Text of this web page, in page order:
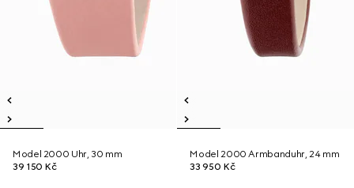
Model 2000 Uhr, 30 mm
39 150 Kč
Model 2000 Armbanduhr, 24 mm
33 950 Kč